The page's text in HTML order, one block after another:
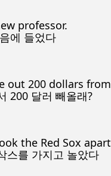
professor.
에 들었다
out 200 dollars from
200 달러 빼올래?
the Red Sox
스를 가지고 놀았다